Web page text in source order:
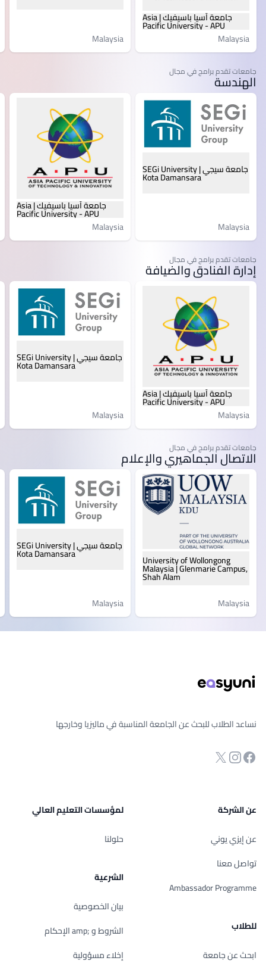
جامعة آسيا باسيفيك | Asia
Pacific University - APU
Malaysia
Malaysia
جامعات تقدم برامج في مجال
الهندسة
جامعة سيجي | SEGi University
Kota Damansara
Malaysia
جامعة آسيا باسيفيك | Asia
Pacific University - APU
Malaysia
جامعات تقدم برامج في مجال
إدارة الفنادق والضيافة
جامعة آسيا باسيفيك | Asia
Pacific University - APU
Malaysia
جامعة سيجي | SEGi University
Kota Damansara
Malaysia
جامعات تقدم برامج في مجال
الاتصال الجماهيري والإعلام
University of Wollongong
Malaysia | Glenmarie Campus,
Shah Alam
Malaysia
جامعة سيجي | SEGi University
Kota Damansara
Malaysia
نساعد الطلاب للبحث عن الجامعة المناسبة في ماليزيا وخارجها
صفحة الفيسبوك
انستجرام
Twitter
عن الشركة
عن إيزي يوني
تواصل معنا
Ambassador Programme
للطلاب
ابحث عن جامعة
لمؤسسات التعليم العالي
حلولنا
الشرعية
بيان الخصوصية
الشروط و ;amp الإحكام
إخلاء مسؤولية